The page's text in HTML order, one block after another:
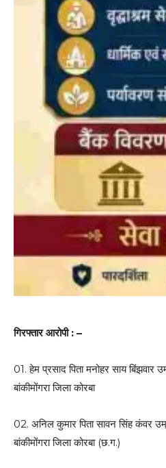
गिरफ्तार आरोपी : –
01. हेम प्रसाद पिता मनोहर साय बिंझवार
बांकीमोंगरा जिला कोरबा
02. अनिल कुमार पिता सावन सिंह कंवर
बांकीमोंगरा जिला कोरबा (छ.ग.)